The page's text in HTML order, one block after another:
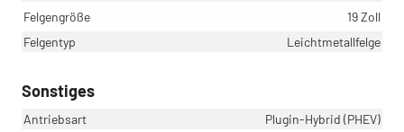
Felgengröße
19 Zoll
Felgentyp
Leichtmetallfelge
Sonstiges
Antriebsart
Plugin-Hybrid (PHEV)